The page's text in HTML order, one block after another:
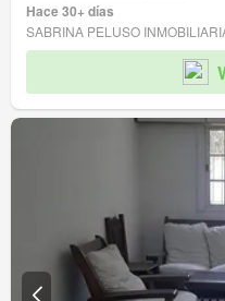
Hace 30+ días
SABRINA PELUSO